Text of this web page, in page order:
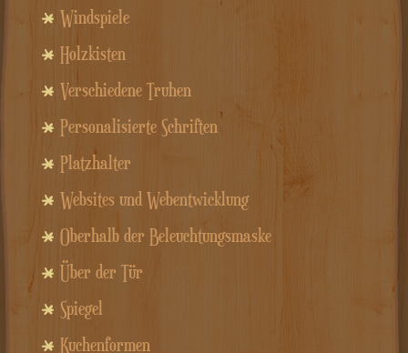
Windspiele
Holzkisten
Verschiedene Truhen
Personalisierte Schriften
Platzhalter
Websites und Webentwicklung
Oberhalb der Beleuchtungsmaske
Über der Tür
Spiegel
Kuchenformen